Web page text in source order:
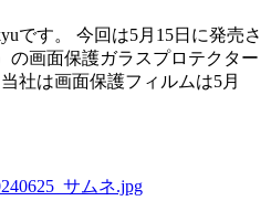
です。 今回は5月15日に発売さ
の画面保護ガラスプロテクター
社は画面保護フィルムは5月